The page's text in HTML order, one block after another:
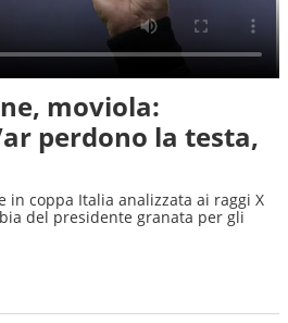
moviola:
perdono la testa,
in coppa Italia analizzata ai raggi X
del presidente granata per gli